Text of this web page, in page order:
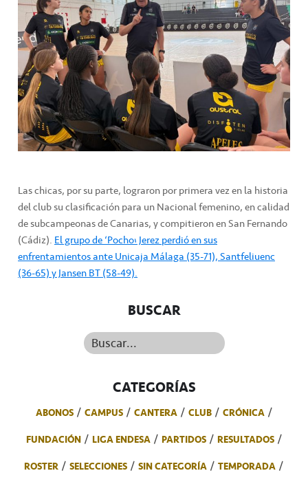
Las chicas, por su parte, lograron por primera vez en la historia
del club su clasificación para un Nacional femenino, en calidad
de subcampeonas de Canarias, y compitieron en San Fernando
(Cádiz).El grupo de ‘Pocho’ Jerez perdió en sus
enfrentamientos ante Unicaja Málaga (35-71), Santfeliuenc
(36-65) y Jansen BT (58-49).
BUSCAR
Buscar...
CATEGORÍAS
ABONOS CAMPUS CANTERA CLUB
CRÓNICA
FUNDACIÓN
LIGA ENDESA PARTIDOS
RESULTADOS
ROSTER
SELECCIONES SIN CATEGORÍA TEMPORADA